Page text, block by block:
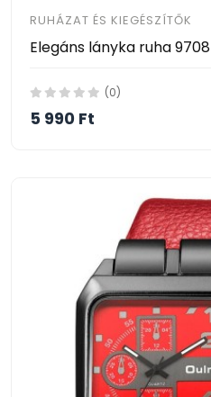
RUHÁZAT ÉS KIEGÉSZÍTŐK
Elegáns lányka ruha 9708
(0)
5 990 Ft